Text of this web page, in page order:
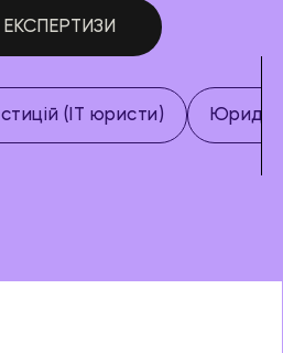
ЕКСПЕРТИЗИ
(IT юристи)